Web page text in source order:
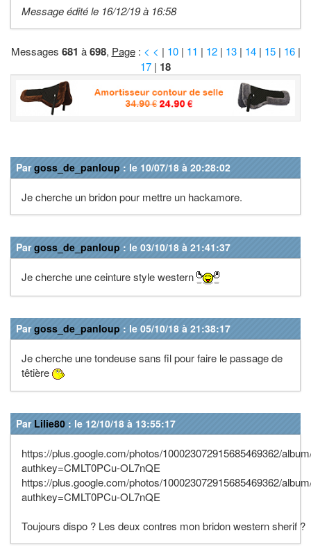
Message édité le 16/12/19 à 16:58
Messages 681 à698, Page: < < | 10| 11 | 12| 13| 14| 15| 16|
17 | 18
Pargoss_de_panloup : le 10/07/18 à 20:28:02
Je cherche un bridon pour mettre un hackamore.
Pargoss_de_panloup : le 03/10/18 à 21:41:37
Je cherche une ceinture style western
Pargoss_de_panloup : le 05/10/18 à 21:38:17
Je cherche une tondeuse sans fil pour faire le passage de
têtière
Par Lilie80 : le 12/10/18 à 13:55:17
https://plus.google.com/photos/100023072915685469362/
authkey=CMLT0PCu-OL7nQE
https://plus.google.com/photos/100023072915685469362/
authkey=CMLT0PCu-OL7nQE
Toujours dispo ? Les deux contres mon bridon western sherif ?